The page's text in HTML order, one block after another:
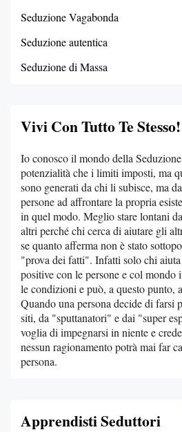
Seduzione Vagabonda
Seduzione autentica
Seduzione di Massa
Vivi Con Tutto Te Stesso!
Io conosco il mondo della
potenzialità che i limiti imposti, ma
sono generati da chi li subisce, ma
persone ad affrontare la propria
in quel modo. Meglio stare lontani
altri perché chi cerca di aiutare gli
se quanto afferma non è stato
"prova dei fatti". Infatti solo chi aiuta
positive con le persone e col
le condizioni e può, a questo punto,
Quando una persona decide di farsi
siti, da "sputtanatori" e dai "super
voglia di impegnarsi in niente e
nessun ragionamento potrà mai far
persona.
Apprendisti Seduttori